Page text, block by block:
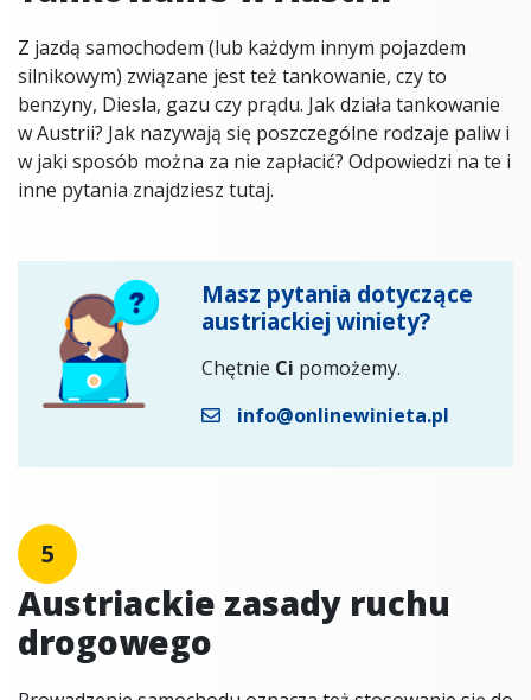
Z jazdą samochodem (lub każdym innym pojazdem
silnikowym) związane jest też tankowanie, czy to
benzyny, Diesla, gazu czy prądu. Jak działa tankowanie
w Austrii? Jak nazywają się poszczególne rodzaje paliw i
w jaki sposób można za nie zapłacić? Odpowiedzi na te i
inne pytania znajdziesz tutaj.
Masz pytania dotyczące
austriackiej winiety?
Chętnie Ci pomożemy.
info@onlinewinieta.pl
5
Austriackie zasady ruchu
drogowego